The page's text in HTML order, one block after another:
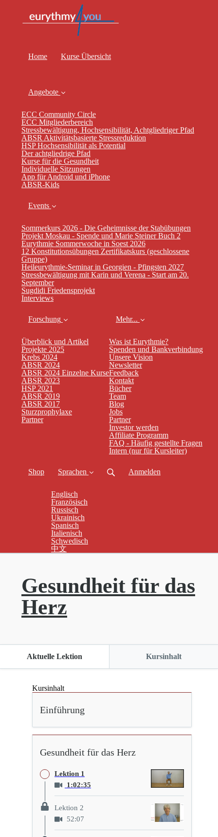
Home Kurse Übersicht
Angebote
ECC Community Circle
ECC Mitgliederbereich
Stressbewältigung, Hochsensibilität, Achtgliedriger Pfad
ABSR Aktivitätsbasierte Stressreduktion
HSP Hochsensibilität als Potential
Der achtgliedrige Pfad
Kurse für die Gesundheit
Individuelle Sitzungen
App für Android und iPhone
ABSR-Kids
Events
Sommerkurs 2026 - Die Geheimnisse der Stabübungen
Projekt Moskau - Spende und Marie Steiner Buch 2
Eurythmie Sommerwoche in Soest 2026
12 Konstitutionsübungen Zertifikatskurs (geschlossene
Gruppe)
Heileurythmie-Seminar in Georgien - Pfingsten 2027
Stressbewältigung mit Karin und Verena - Start am 20.
September
Sugdidi Friedensprojekt
Interviews
Forschung
Überblick und Artikel
Projekte 2025
Krebs 2024
ABSR 2024
ABSR 2024 Einzelne Kurse
ABSR 2023
HSP 2021
ABSR 2019
ABSR 2017
Sturzprophylaxe
Partner
Mehr...
Was ist Eurythmie?
Spenden und Bankverbindung
Unsere Vision
Newsletter
Feedback
Kontakt
Bücher
Team
Blog
Jobs
Partner
Investor werden
Affiliate Programm
FAQ - Häufig gestellte Fragen
Intern (nur für Kursleiter)
Shop Sprachen
Englisch
Französisch
Russisch
Ukrainisch
Spanisch
Italienisch
Schwedisch
中文
Anmelden
Gesundheit für das
Herz
Aktuelle Lektion Kursinhalt
Kursinhalt
Einführung
Gesundheit für das Herz
Lektion 1
1:02:35
Lektion 2
52:07